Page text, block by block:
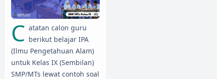
C atatan calon guru
berikut belajar IPA
(Ilmu Pengetahuan Alam)
untuk Kelas IX (Sembilan)
SMP/MTs lewat contoh soal